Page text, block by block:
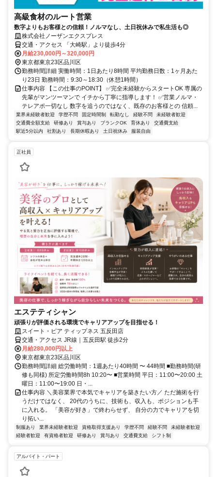
高級食材のルート営業
数字よりもお客様との信頼！ノルマなし、土日祝休みで私生活も◎
株式会社ノーザンエクスプレス
交通・アクセス 「大崎駅」より徒歩4分
月給230,000円～320,000円
東京都東京23区品川区
勤務時間詳細 実働時間：1日あたり8時間 平均勤務日数：1ヶ月あた
り23日 勤務時間：9:30～18:30（休憩1時間）
仕事内容 【この仕事のPOINT】 ✅完全未経験からスタートOK 専属の
先輩がマンツーマンで イチから丁寧に指導します！ ✅営業ノルマ・
テレアポ一切なし 数字を追うのではなく、既存のお客様との 信頼...
業界未経験者歓迎 学歴不問 固定時間制 転勤なし 経験不問
未経験者歓迎
交通費全額支給
研修あり 賞与あり ブランクOK 育休あり
交通費支給
駅近5分以内
社割あり 長期休暇あり 土日祝休み 服装自由
正社員
エステティシャン
頑張りが評価される環境でキャリアアップを目指せる！
スイート・ピア ティップネス 五反田店
交通・アクセス JR線｜五反田駅 徒歩2分
月給280,000円以上
東京都東京23区品川区
勤務時間詳細 総労働時間：1週あたり40時間 〜 44時間 ■勤務時間(研
修も同様) 所定労働時間8h 10:20〜 ■営業時間 平日：11:00〜20:00 土
曜日：11:00〜19:00 日・...
仕事内容 ＼美容業界で本気でキャリアを築きたい方／ ただ施術を行
うだけではなく、 20代のうちに、技術も、収入も、ポジションも手
に入れる。 「美容が好き」で終わらせず、 自分の力でキャリアを切
り拓い...
制服あり 業界未経験者歓迎 資格取得支援あり 学歴不問 経験不問
未経験者歓迎
経験者歓迎
有資格者歓迎 研修あり 賞与あり 交通費支給 シフト制
アルバイト・パート